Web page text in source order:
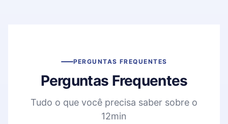
PERGUNTAS FREQUENTES
Perguntas Frequentes
Tudo o que você precisa saber sobre o
12min